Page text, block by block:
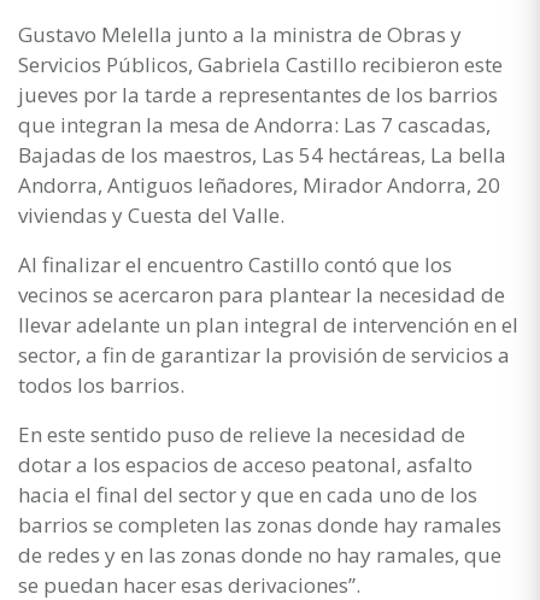
Gustavo Melella junto a la ministra de Obras y
Servicios Públicos, Gabriela Castillo recibieron este
jueves por la tarde a representantes de los barrios
que integran la mesa de Andorra: Las 7 cascadas,
Bajadas de los maestros, Las 54 hectáreas, La bella
Andorra, Antiguos leñadores, Mirador Andorra, 20
viviendas y Cuesta del Valle.
Al finalizar el encuentro Castillo contó que los
vecinos se acercaron para plantear la necesidad de
llevar adelante un plan integral de intervención en el
sector, a fin de garantizar la provisión de servicios a
todos los barrios.
En este sentido puso de relieve la necesidad de
dotar a los espacios de acceso peatonal, asfalto
hacia el final del sector y que en cada uno de los
barrios se completen las zonas donde hay ramales
de redes y en las zonas donde no hay ramales, que
se puedan hacer esas derivaciones”.